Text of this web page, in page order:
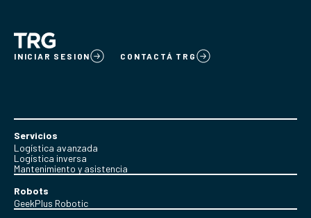
INICIAR SESION CONTACTÁ TRG
Servicios
Logística avanzada
Logística inversa
Mantenimiento y asistencia
Robots
GeekPlus Robotic